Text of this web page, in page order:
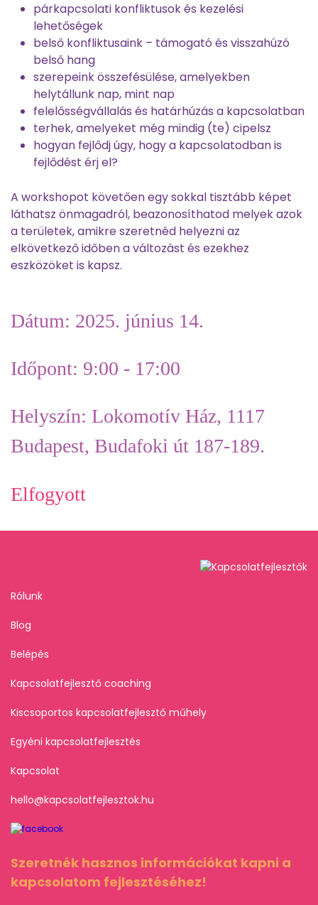
párkapcsolati konfliktusok és kezelési
lehetőségek
belső konfliktusaink – támogató és visszahúzó
belső hang
szerepeink összefésülése, amelyekben
helytállunk nap, mint nap
felelősségvállalás és határhúzás a kapcsolatban
terhek, amelyeket még mindig (te) cipelsz
hogyan fejlődj úgy, hogy a kapcsolatodban is
fejlődést érj el?
A workshopot követően egy sokkal tisztább képet
láthatsz önmagadról, beazonosíthatod melyek azok
a területek, amikre szeretnéd helyezni az
elkövetkező időben a változást és ezekhez
eszközöket is kapsz.
Dátum: 2025. június 14.
Időpont: 9:00 - 17:00
Helyszín: Lokomotív Ház, 1117
Budapest, Budafoki út 187-189.
Elfogyott
Rólunk
Blog
Belépés
Kapcsolatfejlesztő coaching
Kiscsoportos kapcsolatfejlesztő műhely
Egyéni kapcsolatfejlesztés
Kapcsolat
hello@kapcsolatfejlesztok.hu
Szeretnék hasznos információkat kapni a
kapcsolatom fejlesztéséhez!